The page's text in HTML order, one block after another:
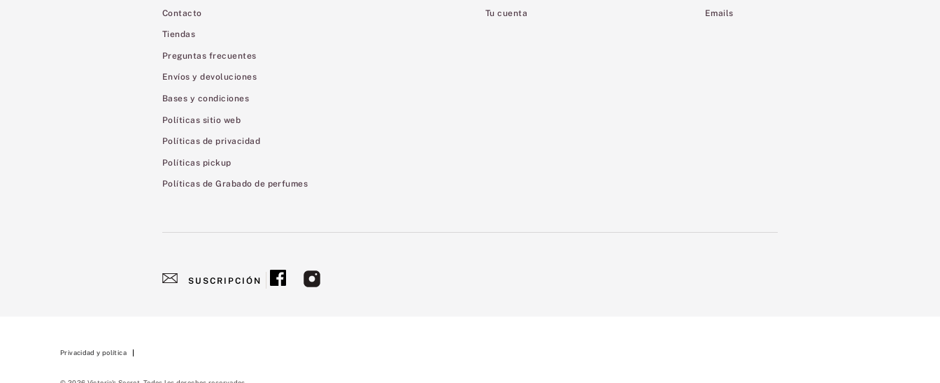
Contacto
Tiendas
Preguntas frecuentes
Envíos y devoluciones
Bases y condiciones
Políticas sitio web
Políticas de privacidad
Políticas pickup
Políticas de Grabado de perfumes
Tu cuenta Emails
SUSCRIPCIÓN
Privacidad y política